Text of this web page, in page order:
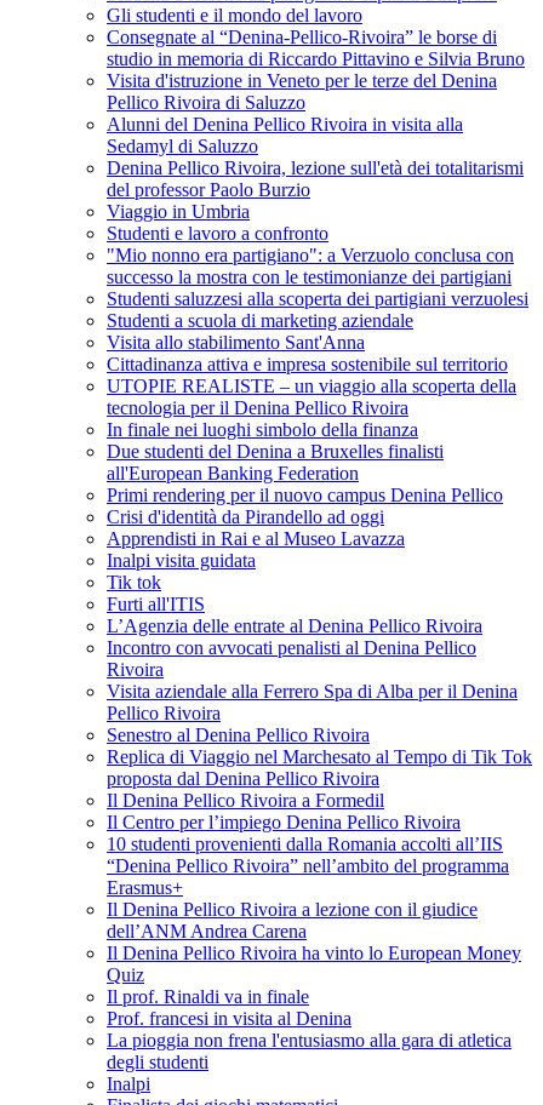
Gli studenti e il mondo del lavoro
Consegnate al “Denina-Pellico-Rivoira” le borse di
studio in memoria di Riccardo Pittavino e Silvia Bruno
Visita d'istruzione in Veneto per le terze del Denina
Pellico Rivoira di Saluzzo
Alunni del Denina Pellico Rivoira in visita alla
Sedamyl di Saluzzo
Denina Pellico Rivoira, lezione sull'età dei totalitarismi
del professor Paolo Burzio
Viaggio in Umbria
Studenti e lavoro a confronto
"Mio nonno era partigiano": a Verzuolo conclusa con
successo la mostra con le testimonianze dei partigiani
Studenti saluzzesi alla scoperta dei partigiani verzuolesi
Studenti a scuola di marketing aziendale
Visita allo stabilimento Sant'Anna
Cittadinanza attiva e impresa sostenibile sul territorio
UTOPIE REALISTE – un viaggio alla scoperta della
tecnologia per il Denina Pellico Rivoira
In finale nei luoghi simbolo della finanza
Due studenti del Denina a Bruxelles finalisti
all'European Banking Federation
Primi rendering per il nuovo campus Denina Pellico
Crisi d'identità da Pirandello ad oggi
Apprendisti in Rai e al Museo Lavazza
Inalpi visita guidata
Tik tok
Furti all'ITIS
L’Agenzia delle entrate al Denina Pellico Rivoira
Incontro con avvocati penalisti al Denina Pellico
Rivoira
Visita aziendale alla Ferrero Spa di Alba per il Denina
Pellico Rivoira
Senestro al Denina Pellico Rivoira
Replica di Viaggio nel Marchesato al Tempo di Tik Tok
proposta dal Denina Pellico Rivoira
Il Denina Pellico Rivoira a Formedil
Il Centro per l’impiego Denina Pellico Rivoira
10 studenti provenienti dalla Romania accolti all’IIS
“Denina Pellico Rivoira” nell’ambito del programma
Erasmus+
Il Denina Pellico Rivoira a lezione con il giudice
dell’ANM Andrea Carena
Il Denina Pellico Rivoira ha vinto lo European Money
Quiz
Il prof. Rinaldi va in finale
Prof. francesi in visita al Denina
La pioggia non frena l'entusiasmo alla gara di atletica
degli studenti
Inalpi